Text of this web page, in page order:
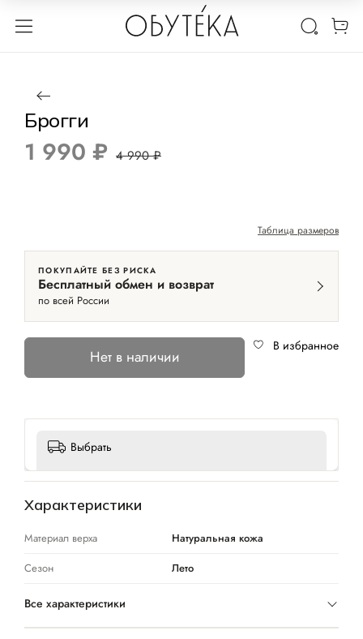
1 / 2
Брогги
1 990 ₽ 4 990 ₽
Таблица размеров
ПОКУПАЙТЕ БЕЗ РИСКА
Бесплатный обмен и возврат
по всей России
Нет в наличии
В избранное
Выбрать
Характеристики
Материал верха
Натуральная кожа
Сезон
Лето
Все характеристики